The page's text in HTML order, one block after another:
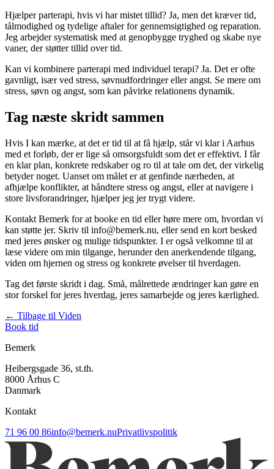
Hjælper parterapi, hvis vi har mistet tillid? Ja, men det kræver tid,
tålmodighed og tydelige aftaler for gennemsigtighed og reparation.
Jeg arbejder systematisk med at genopbygge tryghed og skabe nye
vaner, der støtter tillid over tid.
Kan vi kombinere parterapi med individuel terapi? Ja. Det er ofte
gavnligt, især ved stress, søvnudfordringer eller angst. Se mere om
stress, søvn og angst, som kan påvirke relationens dynamik.
Tag næste skridt sammen
Hvis I kan mærke, at det er tid til at få hjælp, står vi klar i Aarhus
med et forløb, der er lige så omsorgsfuldt som det er effektivt. I får
en klar plan, konkrete redskaber og ro til at tale om det, der virkelig
betyder noget. Uanset om målet er at genfinde nærheden, at
afhjælpe konflikter, at håndtere stress og angst, eller at navigere i
store livsforandringer, hjælper jeg jer trygt videre.
Kontakt Bemerk for at booke en tid eller høre mere om, hvordan vi
kan støtte jer. Skriv til info@bemerk.nu, eller send en kort besked
med jeres ønsker og mulige tidspunkter. I er også velkomne til at
læse videre om min tilgange, herunder den anerkendende tilgang,
viden om hjernen og stress og konkrete øvelser til hverdagen.
Tag det første skridt i dag. Små, målrettede ændringer kan gøre en
stor forskel for jeres hverdag, jeres samarbejde og jeres kærlighed.
← Tilbage til Viden
Book tid
Bemerk
Heibergsgade 36, st.th.
8000 Århus C
Danmark
Kontakt
71 96 00 86info@bemerk.nuPrivatlivspolitik